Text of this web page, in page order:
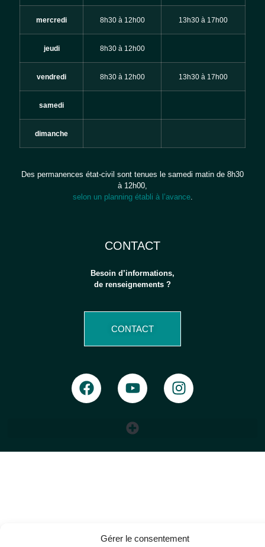
Gérer le consentement
mercredi 8h30 à 12h00 13h30 à 17h00
jeudi 8h30 à 12h00
vendredi 8h30 à 12h00 13h30 à 17h00
samedi
dimanche
Des permanences état-civil sont tenues le samedi matin de 8h30
à 12h00,
selon un planning établi à l’avance.
CONTACT
Besoin d’informations,
de renseignements ?
CONTACT